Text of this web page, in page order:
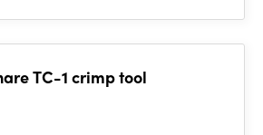
TC-1 crimp tool